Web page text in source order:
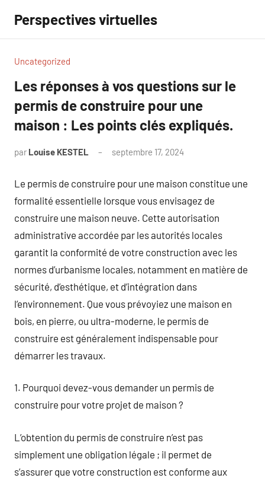
contenu
Perspectives virtuelles
Uncategorized
Les réponses à vos questions sur le
permis de construire pour une
maison : Les points clés expliqués.
par Louise KESTEL septembre 17, 2024
Le permis de construire pour une maison constitue une
formalité essentielle lorsque vous envisagez de
construire une maison neuve. Cette autorisation
administrative accordée par les autorités locales
garantit la conformité de votre construction avec les
normes d’urbanisme locales, notamment en matière de
sécurité, d’esthétique, et d’intégration dans
l’environnement. Que vous prévoyiez une maison en
bois, en pierre, ou ultra-moderne, le permis de
construire est généralement indispensable pour
démarrer les travaux.
1. Pourquoi devez-vous demander un permis de
construire pour votre projet de maison ?
L’obtention du permis de construire n’est pas
simplement une obligation légale ; il permet de
s’assurer que votre construction est conforme aux